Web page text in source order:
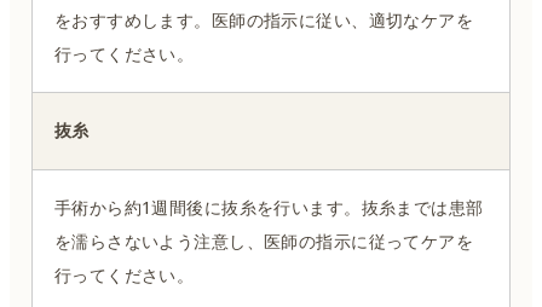
をおすすめします。医師の指示に従い、適切なケアを
行ってください。
抜糸
手術から約1週間後に抜糸を行います。抜糸までは患部
を濡らさないよう注意し、医師の指示に従ってケアを
行ってください。